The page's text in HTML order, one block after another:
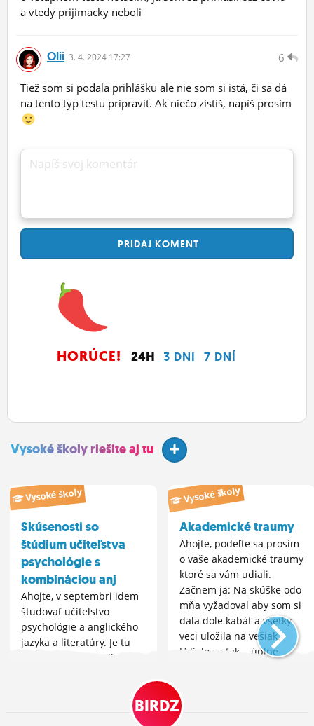
a vtedy prijimacky neboli
6
Olii 3. 4. 2024 17:27
Tiež som si podala prihlášku ale nie som si istá, či sa dá
na tento typ testu pripraviť. Ak niečo zistíš, napíš prosím
Napíš svoj komentár
PRIDAJ KOMENT
HORÚCE! 24H 3 DNI 7 DNÍ
Vysoké školy riešite aj tu
Vysoké školy
Skúsenosti so
štúdium učiteľstva
psychológie s
kombináciou anj
Ahojte, v septembri idem
študovať učiteľstvo
psychológie a anglického
jazyka a literatúry. Je tu
niekto, kto tento odbor
učiteľoch alebo materiály.
Vysoké školy
Akademické traumy
Ahojte, podeľte sa prosím
o vaše akademické traumy
ktoré sa vám udiali.
Začnem ja: Na skúške odo
mňa vyžadoval aby som si
dala dole kabát a všetky
veci uložila na vešiak.
Udialo sa tak... úplne
BIRDZ